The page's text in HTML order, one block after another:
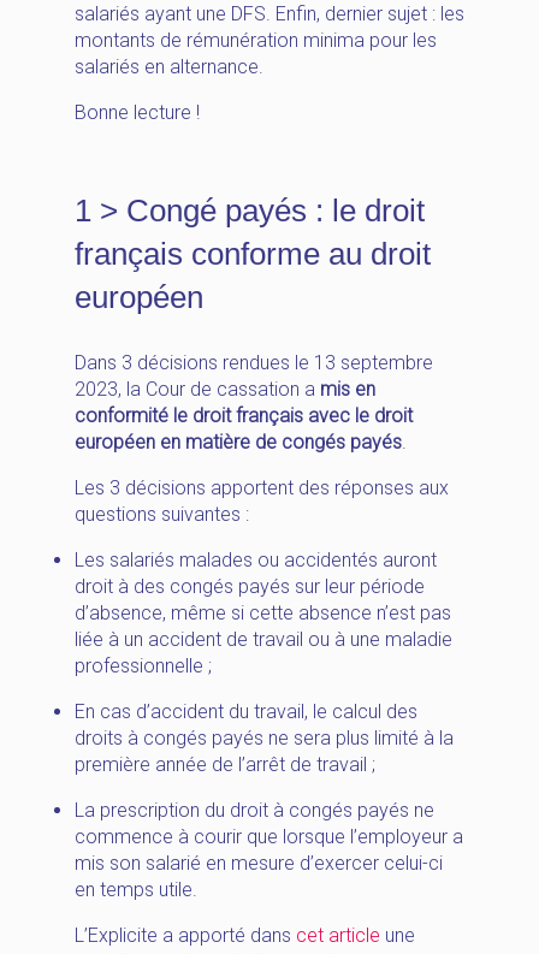
salariés ayant une DFS. Enfin, dernier sujet : les
montants de rémunération minima pour les
salariés en alternance.
Bonne lecture !
1 > Congé payés : le droit
français conforme au droit
européen
Dans 3 décisions rendues le 13 septembre
2023, la Cour de cassation a mis en
conformité le droit français avec le droit
européen en matière de congés payés.
Les 3 décisions apportent des réponses aux
questions suivantes :
Les salariés malades ou accidentés auront
droit à des congés payés sur leur période
d’absence, même si cette absence n’est pas
liée à un accident de travail ou à une maladie
professionnelle ;
En cas d’accident du travail, le calcul des
droits à congés payés ne sera plus limité à la
première année de l’arrêt de travail ;
La prescription du droit à congés payés ne
commence à courir que lorsque l’employeur a
mis son salarié en mesure d’exercer celui-ci
en temps utile.
L’Explicite a apporté dans cet article une